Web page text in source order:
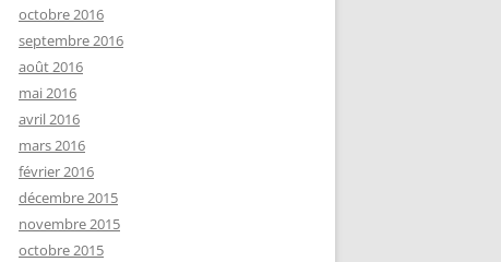
octobre 2016
septembre 2016
août 2016
mai 2016
avril 2016
mars 2016
février 2016
décembre 2015
novembre 2015
octobre 2015